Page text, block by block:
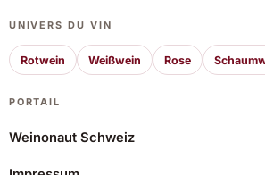
UNIVERS DU VIN
Rotwein Weißwein Rose
PORTAIL
Weinonaut Schweiz